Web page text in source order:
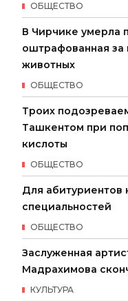
ОБЩЕСТВО
В Чирчике умерла
оштрафованная
животных
ОБЩЕСТВО
Троих
Ташкентом при
кислоты
ОБЩЕСТВО
Для абитуриентов
специальностей
ОБЩЕСТВО
Заслуженная
Мадрахимова
КУЛЬТУРА